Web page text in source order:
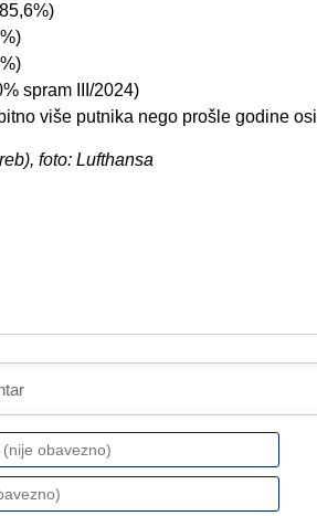
spram III/2024)
više putnika nego prošle godine
foto: Lufthansa
Ime
ili
Email
(nije